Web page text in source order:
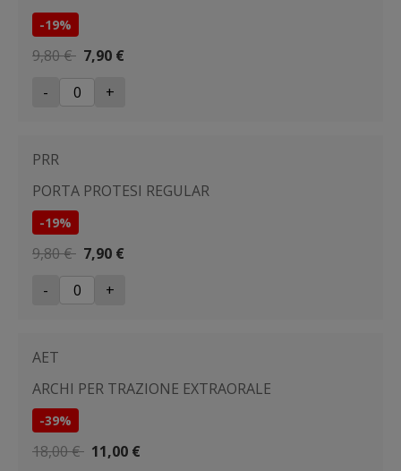
-19%
9,80 € 7,90 €
-
+
PRR
PORTA PROTESI REGULAR
-19%
9,80 € 7,90 €
-
+
AET
ARCHI PER TRAZIONE EXTRAORALE
-39%
18,00 € 11,00 €